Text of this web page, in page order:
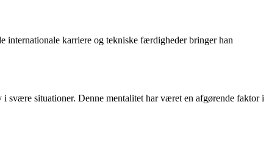
internationale karriere og tekniske færdigheder bringer han
svære situationer. Denne mentalitet har været en afgørende faktor i